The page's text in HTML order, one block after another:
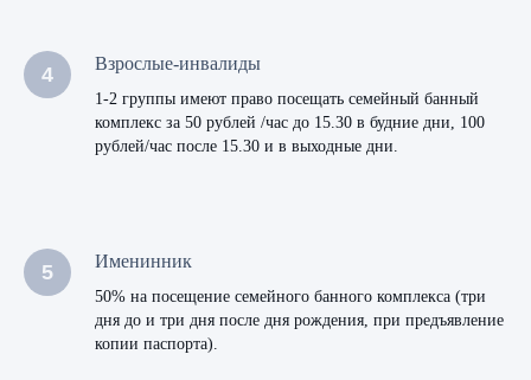
Взрослые-инвалиды
1-2 группы имеют право посещать семейный банный
комплекс за 50 рублей /час до 15.30 в будние дни, 100
рублей/час после 15.30 и в выходные дни.
Именинник
50% на посещение семейного банного комплекса (три
дня до и три дня после дня рождения, при предъявление
копии паспорта).